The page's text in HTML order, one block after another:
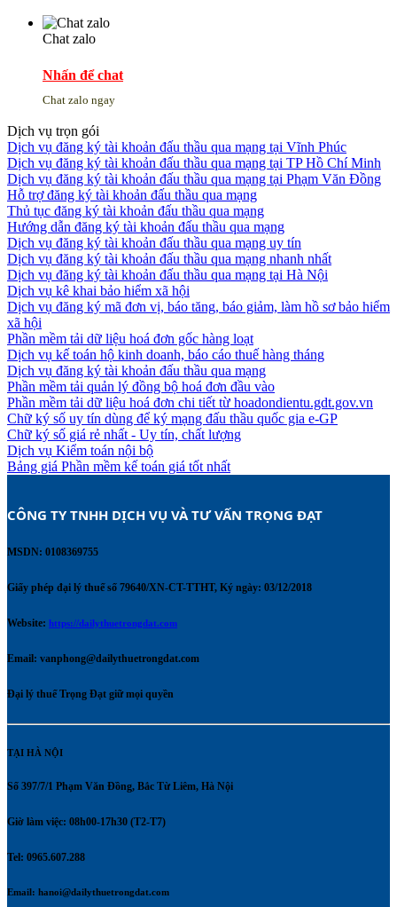
Chat zalo
Nhấn để chat
Chat zalo ngay
Dịch vụ trọn gói
Dịch vụ đăng ký tài khoản đấu thầu qua mạng tại Vĩnh Phúc
Dịch vụ đăng ký tài khoản đấu thầu qua mạng tại TP Hồ Chí Minh
Dịch vụ đăng ký tài khoản đấu thầu qua mạng tại Phạm Văn Đồng
Hỗ trợ đăng ký tài khoản đấu thầu qua mạng
Thủ tục đăng ký tài khoản đấu thầu qua mạng
Hướng dẫn đăng ký tài khoản đấu thầu qua mạng
Dịch vụ đăng ký tài khoản đấu thầu qua mạng uy tín
Dịch vụ đăng ký tài khoản đấu thầu qua mạng nhanh nhất
Dịch vụ đăng ký tài khoản đấu thầu qua mạng tại Hà Nội
Dịch vụ kê khai bảo hiểm xã hội
Dịch vụ đăng ký mã đơn vị, báo tăng, báo giảm, làm hồ sơ bảo hiểm
xã hội
Phần mềm tải dữ liệu hoá đơn gốc hàng loạt
Dịch vụ kế toán hộ kinh doanh, báo cáo thuế hàng tháng
Dịch vụ đăng ký tài khoản đấu thầu qua mạng
Phần mềm tải quản lý đồng bộ hoá đơn đầu vào
Phần mềm tải dữ liệu hoá đơn chi tiết từ hoadondientu.gdt.gov.vn
Chữ ký số uy tín dùng để ký mạng đấu thầu quốc gia e-GP
Chữ ký số giá rẻ nhất - Uy tín, chất lượng
Dịch vụ Kiểm toán nội bộ
Bảng giá Phần mềm kế toán giá tốt nhất
CÔNG TY TNHH DỊCH VỤ VÀ TƯ VẤN TRỌNG ĐẠT
MSDN: 0108369755
Giấy phép đại lý thuế số 79640/XN-CT-TTHT, Ký ngày: 03/12/2018
Website: https://dailythuetrongdat.com
Email: vanphong@dailythuetrongdat.com
Đại lý thuế Trọng Đạt giữ mọi quyền
TẠI HÀ NỘI
Số 397/7/1 Phạm Văn Đồng, Bắc Từ Liêm, Hà Nội
Giờ làm việc: 08h00-17h30 (T2-T7)
Tel: 0965.607.288
Email: hanoi@dailythuetrongdat.com